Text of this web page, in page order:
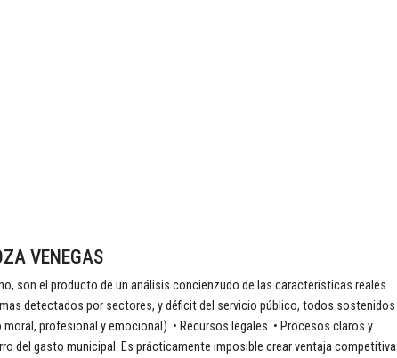
VENEGAS
son el producto de un análisis concienzudo de las características reales
detectados por sectores, y déficit del servicio público, todos sostenidos
profesional y emocional). • Recursos legales. • Procesos claros y
del gasto municipal. Es prácticamente imposible crear ventaja competitiva